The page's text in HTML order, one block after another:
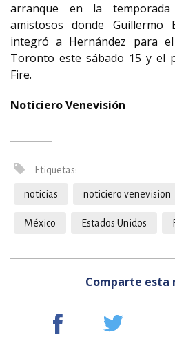
arranque en la
amistosos donde Guillermo
integró a Hernández para
Toronto este sábado 15 y el
Fire.
Noticiero Venevisión
Etiquetas:
noticias noticiero venevision
México Estados Unidos
Comparte esta